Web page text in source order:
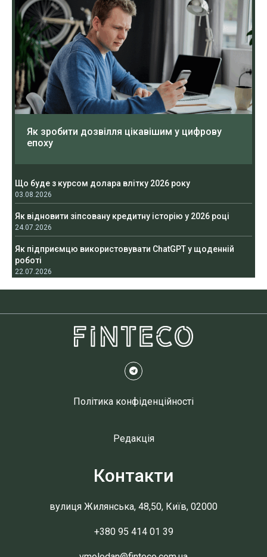
Як зробити дозвілля цікавішим у цифрову
епоху
Що буде з курсом долара влітку 2026 року
03.08.2026
Як відновити зіпсовану кредитну історію у 2026 році
24.07.2026
Як підприємцю використовувати ChatGPT у щоденній
роботі
22.07.2026
Політика конфіденційності
Редакція
Контакти
вулиця Жилянська, 48,50, Київ, 02000
+380 95 414 01 39